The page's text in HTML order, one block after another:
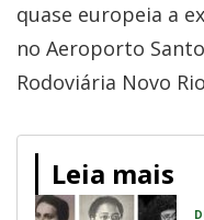
quase europeia a
no Aeroporto
Rodoviária Novo
Leia mais